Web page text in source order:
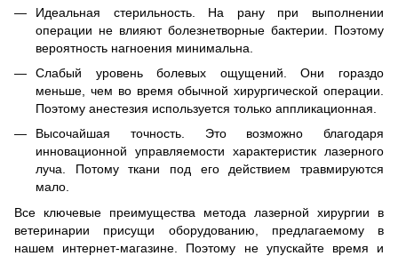
Идеальная стерильность. На рану при выполнении
операции не влияют болезнетворные бактерии. Поэтому
вероятность нагноения минимальна.
Слабый уровень болевых ощущений. Они гораздо
меньше, чем во время обычной хирургической операции.
Поэтому анестезия используется только аппликационная.
Высочайшая точность. Это возможно благодаря
инновационной управляемости характеристик лазерного
луча. Потому ткани под его действием травмируются
мало.
Все ключевые преимущества метода лазерной хирургии в
ветеринарии присущи оборудованию, предлагаемому в
нашем интернет-магазине. Поэтому не упускайте время и